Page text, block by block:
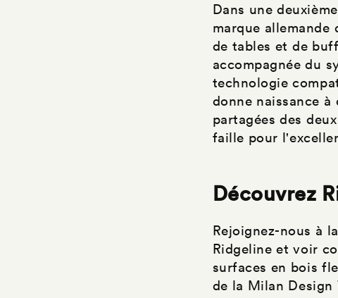
Dans une
marque allemande
de tables et de
accompagnée du
technologie
donne naissance
partagées des
faille pour
Découvrez
Rejoignez-nous à
Ridgeline et voir
surfaces en bois
de la Milan Design